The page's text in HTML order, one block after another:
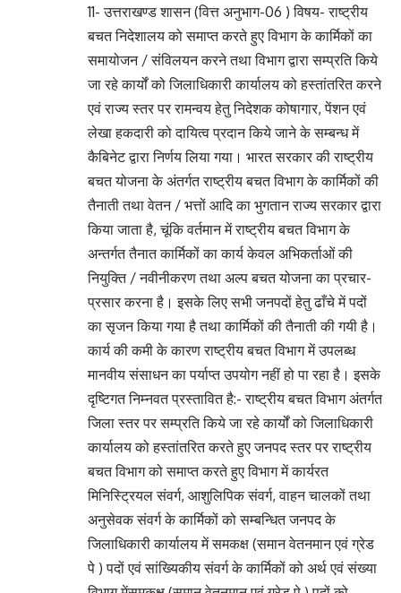
11- उत्तराखण्ड शासन (वित्त अनुभाग-06 ) विषय- राष्ट्रीय
बचत निदेशालय को समाप्त करते हुए विभाग के कार्मिकों का
समायोजन / संविलयन करने तथा विभाग द्वारा सम्प्रति किये
जा रहे कार्यों को जिलाधिकारी कार्यालय को हस्तांतरित करने
एवं राज्य स्तर पर रामन्वय हेतु निदेशक कोषागार, पेंशन एवं
लेखा हकदारी को दायित्व प्रदान किये जाने के सम्बन्ध में
कैबिनेट द्वारा निर्णय लिया गया। भारत सरकार की राष्ट्रीय
बचत योजना के अंतर्गत राष्ट्रीय बचत विभाग के कार्मिकों की
तैनाती तथा वेतन / भत्तों आदि का भुगतान राज्य सरकार द्वारा
किया जाता है, चूंकि वर्तमान में राष्ट्रीय बचत विभाग के
अन्तर्गत तैनात कार्मिकों का कार्य केवल अभिकर्ताओं की
नियुक्ति / नवीनीकरण तथा अल्प बचत योजना का प्रचार-
प्रसार करना है। इसके लिए सभी जनपदों हेतु ढाँचे में पदों
का सृजन किया गया है तथा कार्मिकों की तैनाती की गयी है।
कार्य की कमी के कारण राष्ट्रीय बचत विभाग में उपलब्ध
मानवीय संसाधन का पर्याप्त उपयोग नहीं हो पा रहा है। इसके
दृष्टिगत निम्नवत प्रस्तावित है:- राष्ट्रीय बचत विभाग अंतर्गत
जिला स्तर पर सम्प्रति किये जा रहे कार्यों को जिलाधिकारी
कार्यालय को हस्तांतरित करते हुए जनपद स्तर पर राष्ट्रीय
बचत विभाग को समाप्त करते हुए विभाग में कार्यरत
मिनिस्ट्रियल संवर्ग, आशुलिपिक संवर्ग, वाहन चालकों तथा
अनुसेवक संवर्ग के कार्मिकों को सम्बन्धित जनपद के
जिलाधिकारी कार्यालय में समकक्ष (समान वेतनमान एवं ग्रेड
पे ) पदों एवं सांख्यिकीय संवर्ग के कार्मिकों को अर्थ एवं संख्या